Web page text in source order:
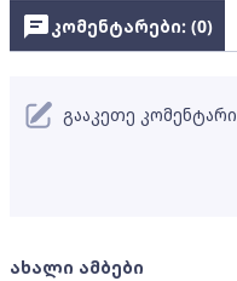
ახალი ამბები
კომენტარები: (0)
გააკეთე კომენტარი